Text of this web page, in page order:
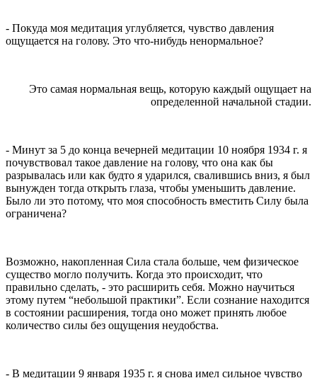
- Покуда моя медитация углубляется, чувство давления
ощущается на голову. Это что-нибудь ненормальное?
Это самая нормальная вещь, которую каждый ощущает на
определенной начальной стадии.
- Минут за 5 до конца вечерней медитации 10 ноября 1934 г. я
почувствовал такое давление на голову, что она как бы
разрывалась или как будто я ударился, свалившись вниз, я был
вынужден тогда открыть гла­за, чтобы уменьшить давление.
Было ли это потому, что моя способность вместить Силу была
ограничена?
Возможно, накопленная Сила стала больше, чем физическое
существо могло получить. Когда это происходит, что
правильно сде­лать, - это расширить себя. Можно научиться
этому путем “неболь­шой практики”. Если сознание находится
в состоянии расширения, тогда оно может принять любое
количество силы без ощущения неу­добства.
- В медитации 9 января 1935 г. я снова имел сильное чувство